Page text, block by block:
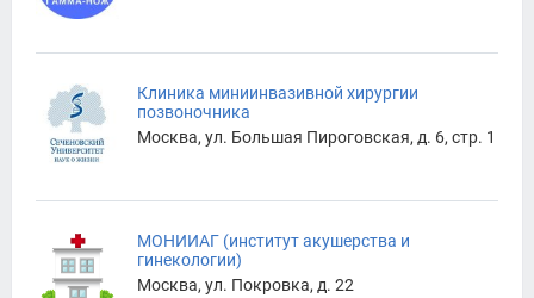
Клиника миниинвазивной хирургии
позвоночника
Москва, ул. Большая Пироговская, д. 6, стр. 1
МОНИИАГ (институт акушерства и
гинекологии)
Москва, ул. Покровка, д. 22